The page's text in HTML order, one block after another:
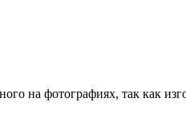
на фотографиях, так как